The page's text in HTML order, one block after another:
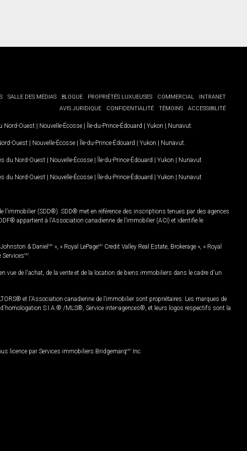
SALLE DES MÉDIAS BLOGUE PROPRIÉTÉS LUXUEUSES COMMERCIAL
INTRANET
AVIS JURIDIQUE
CONFIDENTIALITÉ TÉMOINS ACCESSIBILITÉ
Nord-Ouest | Nouvelle-Écosse | Île-du-Prince-Édouard | Yukon | Nunavut
Ouest | Nouvelle-Écosse | Île-du-Prince-Édouard | Yukon | Nunavut
du Nord-Ouest | Nouvelle-Écosse | Île-du-Prince-Édouard | Yukon | Nunavut
du Nord-Ouest | Nouvelle-Écosse | Île-du-Prince-Édouard | Yukon | Nunavut
(SDD®). SDD® met en référence des inscriptions tenues par des agences
appartient à l'Association canadienne de l’immobilier (ACI) et identifie le
& Daniel MD », « Royal LePageMD Credit Valley Real Estate, Brokerage », « Royal
MD
de l'achat, de la vente et de la location de biens immobiliers dans le cadre d'un
et l'Association canadienne de l’immobilier sont propriétaires. Les marques de
S.I.A.® /MLS®, Service inter-agences®, et leurs logos respectifs sont la
licence par Services immobiliers BridgemarqMD Inc.